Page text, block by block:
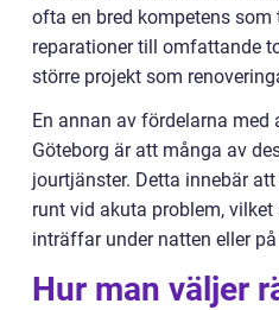
ofta en bred kompetens
reparationer till omfattande
större projekt som
En annan av fördelarna med
Göteborg är att många av
jourtjänster. Detta innebär
runt vid akuta problem,
inträffar under natten eller på
Hur man väljer